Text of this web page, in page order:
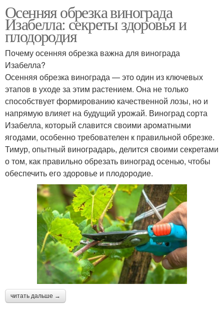
Осенняя обрезка винограда
Изабелла: секреты здоровья и
плодородия
Почему осенняя обрезка важна для винограда
Изабелла?
Осенняя обрезка винограда — это один из ключевых
этапов в уходе за этим растением. Она не только
способствует формированию качественной лозы, но и
напрямую влияет на будущий урожай. Виноград сорта
Изабелла, который славится своими ароматными
ягодами, особенно требователен к правильной обрезке.
Тимур, опытный виноградарь, делится своими секретами
о том, как правильно обрезать виноград осенью, чтобы
обеспечить его здоровье и плодородие.
читать дальше →